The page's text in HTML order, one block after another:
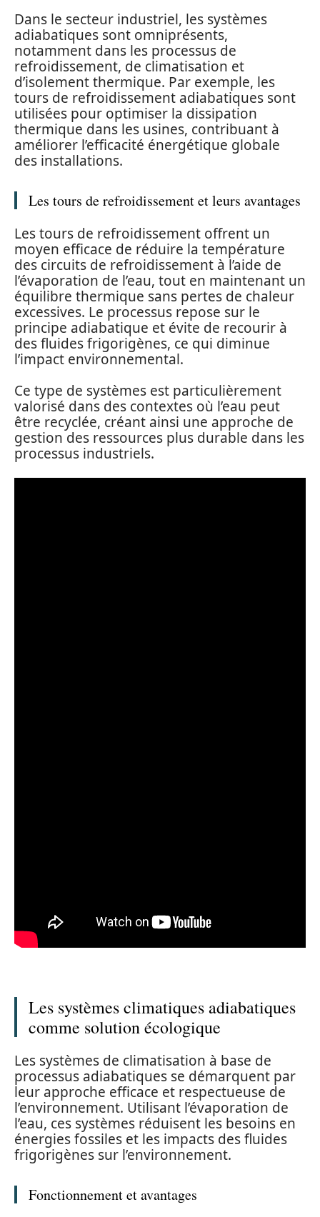
Dans le secteur industriel, les systèmes
adiabatiques sont omniprésents,
notamment dans les processus de
refroidissement, de climatisation et
d’isolement thermique. Par exemple, les
tours de refroidissement adiabatiques sont
utilisées pour optimiser la dissipation
thermique dans les usines, contribuant à
améliorer l’efficacité énergétique globale
des installations.
Les tours de refroidissement et leurs avantages
Les tours de refroidissement offrent un
moyen efficace de réduire la température
des circuits de refroidissement à l’aide de
l’évaporation de l’eau, tout en maintenant un
équilibre thermique sans pertes de chaleur
excessives. Le processus repose sur le
principe adiabatique et évite de recourir à
des fluides frigorigènes, ce qui diminue
l’impact environnemental.
Ce type de systèmes est particulièrement
valorisé dans des contextes où l’eau peut
être recyclée, créant ainsi une approche de
gestion des ressources plus durable dans les
processus industriels.
Les systèmes climatiques adiabatiques
comme solution écologique
Les systèmes de climatisation à base de
processus adiabatiques se démarquent par
leur approche efficace et respectueuse de
l’environnement. Utilisant l’évaporation de
l’eau, ces systèmes réduisent les besoins en
énergies fossiles et les impacts des fluides
frigorigènes sur l’environnement.
Fonctionnement et avantages